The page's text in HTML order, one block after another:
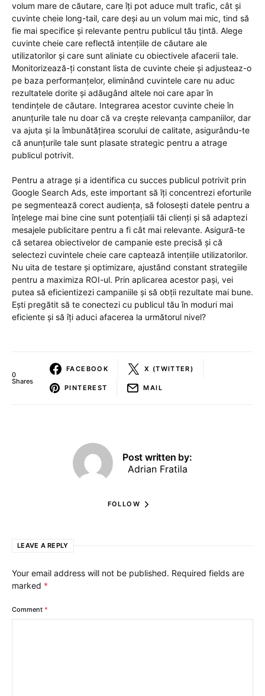
volum mare de căutare, care îți pot aduce mult trafic, cât și
cuvinte cheie long-tail, care deși au un volum mai mic, tind să
fie mai specifice și relevante pentru publicul tău țintă. Alege
cuvinte cheie care reflectă intențiile de căutare ale
utilizatorilor și care sunt aliniate cu obiectivele afacerii tale.
Monitorizează-ți constant lista de cuvinte cheie și adjusteaz-o
pe baza performanțelor, eliminând cuvintele care nu aduc
rezultatele dorite și adăugând altele noi care apar în
tendințele de căutare. Integrarea acestor cuvinte cheie în
anunțurile tale nu doar că va crește relevanța campaniilor, dar
va ajuta și la îmbunătățirea scorului de calitate, asigurându-te
că anunțurile tale sunt plasate strategic pentru a atrage
publicul potrivit.
Pentru a atrage și a identifica cu succes publicul potrivit prin
Google Search Ads, este important să îți concentrezi eforturile
pe segmentează corect audiența, să folosești datele pentru a
înțelege mai bine cine sunt potențialii tăi clienți și să adaptezi
mesajele publicitare pentru a fi cât mai relevante. Asigură-te
că setarea obiectivelor de campanie este precisă și că
selectezi cuvintele cheie care captează intențiile utilizatorilor.
Nu uita de testare și optimizare, ajustând constant strategiile
pentru a maximiza ROI-ul. Prin aplicarea acestor pași, vei
putea să eficientizezi campaniile și să obții rezultate mai bune.
Ești pregătit să te conectezi cu publicul tău în moduri mai
eficiente și să îți aduci afacerea la următorul nivel?
0
Shares
FACEBOOK X (TWITTER)
PINTEREST MAIL
Post written by:
Adrian Fratila
FOLLOW
LEAVE A REPLY
Your email address will not be published. Required fields are
marked *
Comment *